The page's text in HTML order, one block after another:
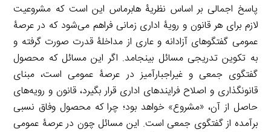
پاسخ اجمالی بر اساس نظریۀ هابرماس این است که مشروعیت
لازم برای هر قانون و رویۀ اداری زمانی فراهم می‌شود که در عرصۀ
عمومی گفتگوهای آزادانه و عاری از مداخلۀ قدرت صورت گرفته و
به تکوین تدریجی مسائل بینجامد. اگر این مسائل که محصول
گفتگوی جمعی و غیراجبارآمیز در عرصۀ عمومی است، مبنای
قانونگذاری و اصلاح فرایندهای اداری قرار بگیرد، قانون و رویه‌های
حاصل از آن، «مشروع» خواهد بود؛ چرا که محصول وفاق نسبی
برآمده از گفتگوی جمعی است. این مسائل چون در عرصۀ عمومی